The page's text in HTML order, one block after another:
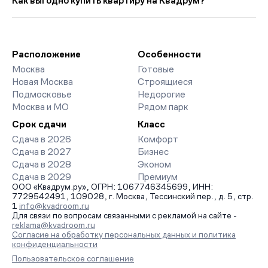
страницах ЖК доступны отзывы жильцов о качестве
строительства, интерактивный генплан корпусов, сроки
организует просмотр и поможет одобрить ипотеку по
минимальной ставке. Чтобы зафиксировать цену, оставьте
заявку на обратный звонок.
Расположение
Москва
Новая Москва
Подмосковье
Москва и МО
Особенности
Готовые
Строящиеся
Недорогие
Рядом парк
Срок сдачи
Сдача в 2026
Сдача в 2027
Сдача в 2028
Сдача в 2029
Класс
Комфорт
Бизнес
Эконом
Премиум
ООО «Квадрум.ру», ОГРН: 1067746345699, ИНН:
7729542491, 109028, г. Москва, Тессинский пер., д. 5, стр.
1 info@kvadroom.ru
Для связи по вопросам связанными с рекламой на сайте -
reklama@kvadroom.ru
Согласие на обработку персональных данных и политика
конфиденциальности
Пользовательское соглашение